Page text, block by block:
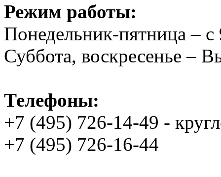
Режим работы:
Понедельник-пятница –
Суббота, воскресенье –
Телефоны:
+7 (495) 726-14-49 -
+7 (495) 726-16-44